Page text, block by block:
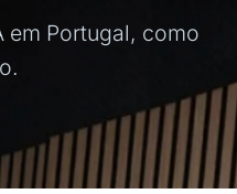
em Portugal, como